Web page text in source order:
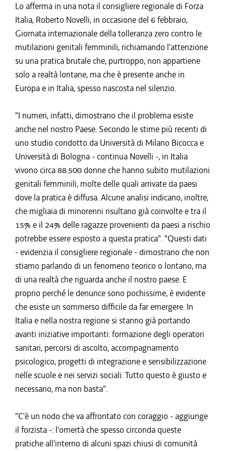
Lo afferma in una nota il consigliere regionale di Forza
Italia, Roberto Novelli, in occasione del 6 febbraio,
Giornata internazionale della tolleranza zero contro le
mutilazioni genitali femminili, richiamando l'attenzione
su una pratica brutale che, purtroppo, non appartiene
solo a realtà lontane, ma che è presente anche in
Europa e in Italia, spesso nascosta nel silenzio.
"I numeri, infatti, dimostrano che il problema esiste
anche nel nostro Paese. Secondo le stime più recenti di
uno studio condotto da Università di Milano Bicocca e
Università di Bologna - continua Novelli -, in Italia
vivono circa 88.500 donne che hanno subito mutilazioni
genitali femminili, molte delle quali arrivate da paesi
dove la pratica è diffusa. Alcune analisi indicano, inoltre,
che migliaia di minorenni risultano già coinvolte e tra il
15% e il 24% delle ragazze provenienti da paesi a rischio
potrebbe essere esposto a questa pratica". "Questi dati
- evidenzia il consigliere regionale - dimostrano che non
stiamo parlando di un fenomeno teorico o lontano, ma
di una realtà che riguarda anche il nostro paese. E
proprio perché le denunce sono pochissime, è evidente
che esiste un sommerso difficile da far emergere. In
Italia e nella nostra regione si stanno già portando
avanti iniziative importanti: formazione degli operatori
sanitari, percorsi di ascolto, accompagnamento
psicologico, progetti di integrazione e sensibilizzazione
nelle scuole e nei servizi sociali. Tutto questo è giusto e
necessario, ma non basta".
"C'è un nodo che va affrontato con coraggio - aggiunge
il forzista -: l'omertà che spesso circonda queste
pratiche all'interno di alcuni spazi chiusi di comunità